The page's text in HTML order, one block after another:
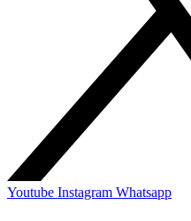
Youtube Instagram Whatsapp